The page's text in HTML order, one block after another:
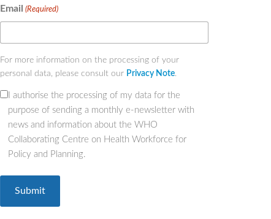
Email (Required)
For more information on the processing of your
personal data, please consult our Privacy Note.
(Required)
I authorise the processing of my data for the
purpose of sending a monthly e-newsletter with
news and information about the WHO
Collaborating Centre on Health Workforce for
Policy and Planning.